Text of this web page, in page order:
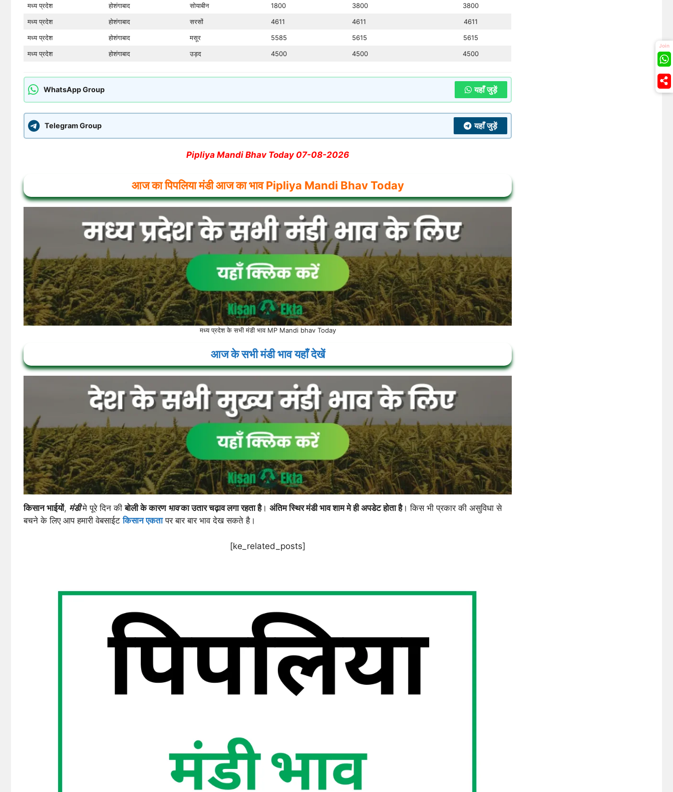
मध्य प्रदेश
होशंगाबाद सोयाबीन 1800 3800
3800
मध्य प्रदेश
होशंगाबाद सरसों 4611 4611
4611
मध्य प्रदेश
होशंगाबाद मसूर 5585 5615
5615
मध्य प्रदेश
होशंगाबाद उड़द 4500 4500 4500
WhatsApp Group यहाँ जुड़ें
Telegram Group यहाँ जुड़ें
Pipliya Mandi Bhav Today 07-08-2026
आज का पिपलियामंडी आज का भाव Pipliya Mandi Bhav Today
मध्य प्रदेश के सभी मंडी भाव MP Mandi bhav Today
आज के सभी मंडी भाव यहाँ देखें
किसान भाईयों, मंडीमे पूरे दिन कीबोली के कारण भावका उतार चढ़ाव लगा रहता है। अंतिम स्थिर मंडी भाव शाम मे ही अपडेट होता है। किस भी प्रकार की असुविधा से
बचने के लिए आप हमारी वेबसाईटकिसान एकतापर बार बार भाव देख सकते है।
[ke_related_posts]
Join